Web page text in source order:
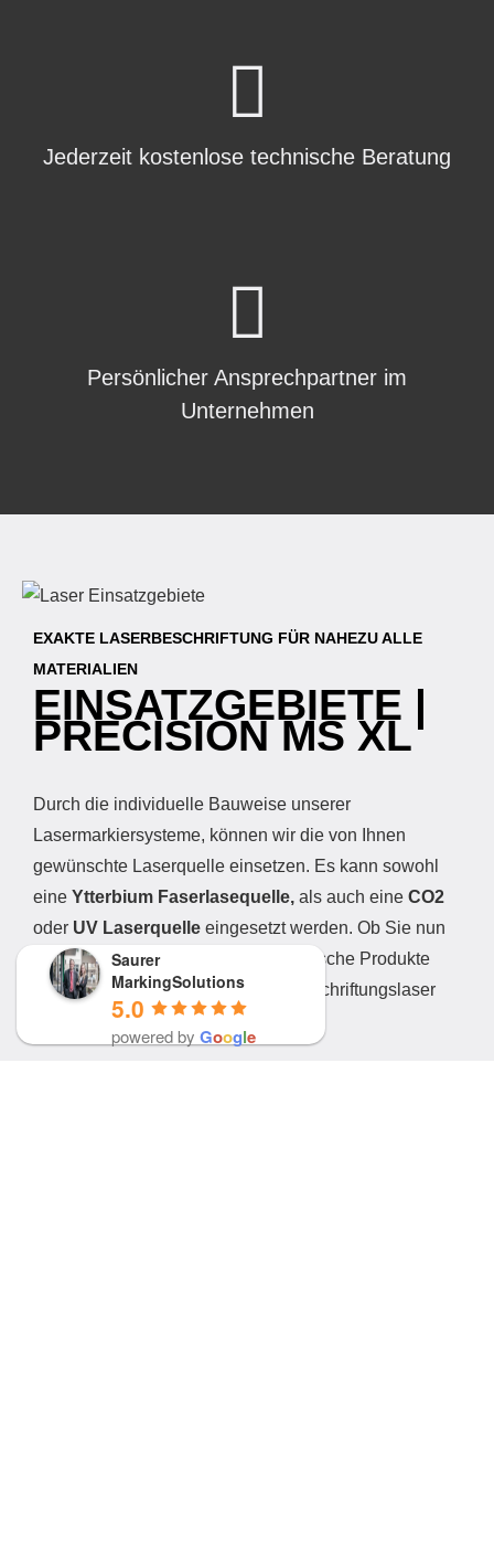
Jederzeit kostenlose technische Beratung
Persönlicher Ansprechpartner im
Unternehmen
EXAKTE LASERBESCHRIFTUNG FÜR NAHEZU ALLE
MATERIALIEN
EINSATZGEBIETE |
PRECISION MS XL
Durch die individuelle Bauweise unserer
Lasermarkiersysteme, können wir die von Ihnen
gewünschte Laserquelle einsetzen. Es kann sowohl
eine Ytterbium Faserlasequelle, als auch eine CO2
oder UV Laserquelle eingesetzt werden. Ob Sie nun
also Metalle, Kunststoffe oder organische Produkte
kennzeichnen möchten. Mit dem Beschriftungslaser
Precision MS XL ist alles möglich.
Saurer
MarkingSolutions
5.0
powered by Google